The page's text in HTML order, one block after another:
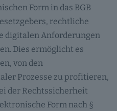
Form in das BGB
rechtliche
digitalen Anforderungen
Dies ermöglicht es
von den
Prozesse zu profitieren,
der Rechtssicherheit
Form nach §